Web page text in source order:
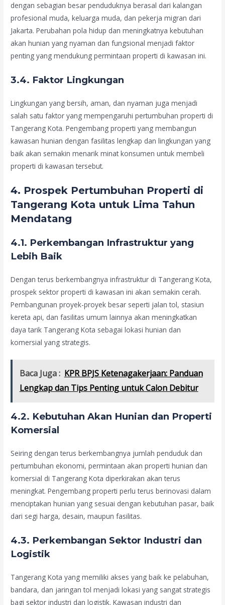
dengan sebagian besar penduduknya berasal dari kalangan
profesional muda, keluarga muda, dan pekerja migran dari
Jakarta. Perubahan pola hidup dan meningkatnya kebutuhan
akan hunian yang nyaman dan fungsional menjadi faktor
penting yang mendukung permintaan properti di kawasan ini.
3.4. Faktor Lingkungan
Lingkungan yang bersih, aman, dan nyaman juga menjadi
salah satu faktor yang mempengaruhi pertumbuhan properti di
Tangerang Kota. Pengembang properti yang membangun
kawasan hunian dengan fasilitas lengkap dan lingkungan yang
baik akan semakin menarik minat konsumen untuk membeli
properti di kawasan tersebut.
4. Prospek Pertumbuhan Properti di
Tangerang Kota untuk Lima Tahun
Mendatang
4.1. Perkembangan Infrastruktur yang
Lebih Baik
Dengan terus berkembangnya infrastruktur di Tangerang Kota,
prospek sektor properti di kawasan ini akan semakin cerah.
Pembangunan proyek-proyek besar seperti jalan tol, stasiun
kereta api, dan fasilitas umum lainnya akan meningkatkan
daya tarik Tangerang Kota sebagai lokasi hunian dan
komersial yang strategis.
Baca Juga : KPR BPJS Ketenagakerjaan: Panduan
Lengkap dan Tips Penting untuk Calon Debitur
4.2. Kebutuhan Akan Hunian dan Properti
Komersial
Seiring dengan terus berkembangnya jumlah penduduk dan
pertumbuhan ekonomi, permintaan akan properti hunian dan
komersial di Tangerang Kota diperkirakan akan terus
meningkat. Pengembang properti perlu terus berinovasi dalam
menciptakan hunian yang sesuai dengan kebutuhan pasar, baik
dari segi harga, desain, maupun fasilitas.
4.3. Perkembangan Sektor Industri dan
Logistik
Tangerang Kota yang memiliki akses yang baik ke pelabuhan,
bandara, dan jaringan tol menjadi lokasi yang sangat strategis
bagi sektor industri dan logistik. Kawasan industri dan